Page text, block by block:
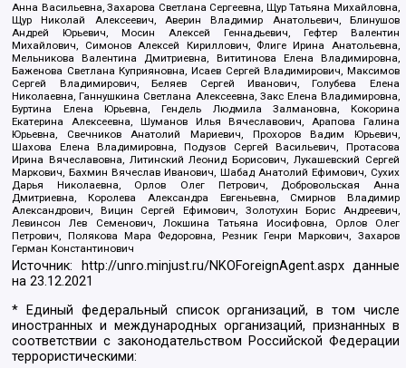
Анна Васильевна, Захарова Светлана Сергеевна, Щур Татьяна Михайловна,
Щур Николай Алексеевич, Аверин Владимир Анатольевич, Блинушов
Андрей Юрьевич, Мосин Алексей Геннадьевич, Гефтер Валентин
Михайлович, Симонов Алексей Кириллович, Флиге Ирина Анатольевна,
Мельникова Валентина Дмитриевна, Вититинова Елена Владимировна,
Баженова Светлана Куприяновна, Исаев Сергей Владимирович, Максимов
Сергей Владимирович, Беляев Сергей Иванович, Голубева Елена
Николаевна, Ганнушкина Светлана Алексеевна, Закс Елена Владимировна,
Буртина Елена Юрьевна, Гендель Людмила Залмановна, Кокорина
Екатерина Алексеевна, Шуманов Илья Вячеславович, Арапова Галина
Юрьевна, Свечников Анатолий Мариевич, Прохоров Вадим Юрьевич,
Шахова Елена Владимировна, Подузов Сергей Васильевич, Протасова
Ирина Вячеславовна, Литинский Леонид Борисович, Лукашевский Сергей
Маркович, Бахмин Вячеслав Иванович, Шабад Анатолий Ефимович, Сухих
Дарья Николаевна, Орлов Олег Петрович, Добровольская Анна
Дмитриевна, Королева Александра Евгеньевна, Смирнов Владимир
Александрович, Вицин Сергей Ефимович, Золотухин Борис Андреевич,
Левинсон Лев Семенович, Локшина Татьяна Иосифовна, Орлов Олег
Петрович, Полякова Мара Федоровна, Резник Генри Маркович, Захаров
Герман Константинович
Источник: http://unro.minjust.ru/NKOForeignAgent.aspxданные
на23.12.2021
* Единый федеральный список организаций, в том числе
иностранных и международных организаций, признанных в
соответствии с законодательством Российской Федерации
террористическими: